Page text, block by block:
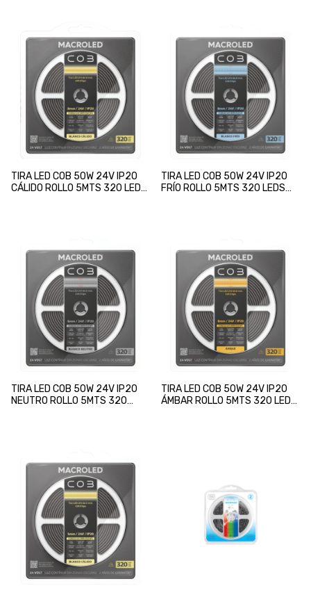
TIRA LED COB 50W 24V IP20
CÁLIDO ROLLO 5MTS 320 LEDS
TIRA LED COB 50W 24V IP20
FRÍO ROLLO 5MTS 320 LEDS
TIRA LED COB 50W 24V IP20
NEUTRO ROLLO 5MTS 320
TIRA LED COB 50W 24V IP20
ÁMBAR ROLLO 5MTS 320 LEDS